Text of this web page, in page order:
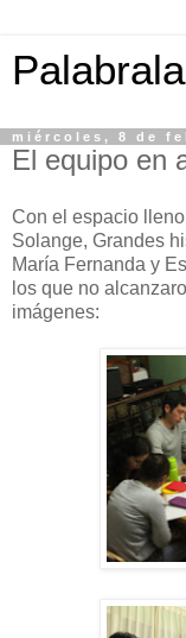
miércoles, 8 de
El equipo en
Con el espacio
Solange, Grandes
María Fernanda y
los que no
imágenes: